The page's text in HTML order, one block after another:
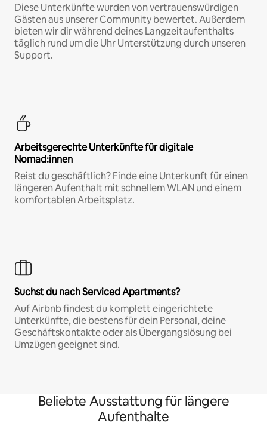
Diese Unterkünfte wurden von vertrauenswürdigen
Gästen aus unserer Community bewertet. Außerdem
bieten wir dir während deines Langzeitaufenthalts
täglich rund um die Uhr Unterstützung durch unseren
Support.
Arbeitsgerechte Unterkünfte für digitale
Nomad:innen
Reist du geschäftlich? Finde eine Unterkunft für einen
längeren Aufenthalt mit schnellem WLAN und einem
komfortablen Arbeitsplatz.
Suchst du nach Serviced Apartments?
Auf Airbnb findest du komplett eingerichtete
Unterkünfte, die bestens für dein Personal, deine
Geschäftskontakte oder als Übergangslösung bei
Umzügen geeignet sind.
Beliebte Ausstattung für längere
Aufenthalte